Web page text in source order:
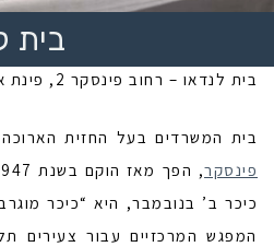
בית
בית לנדאו – רחוב פינסקר 2, פינת אלנבי 27.
בית המשרדים בעל החזית הארוכה
פינסקר
כיכר ב’ בנובמבר, היא “כיכר
המפגש המרכזיים עבור צעירים